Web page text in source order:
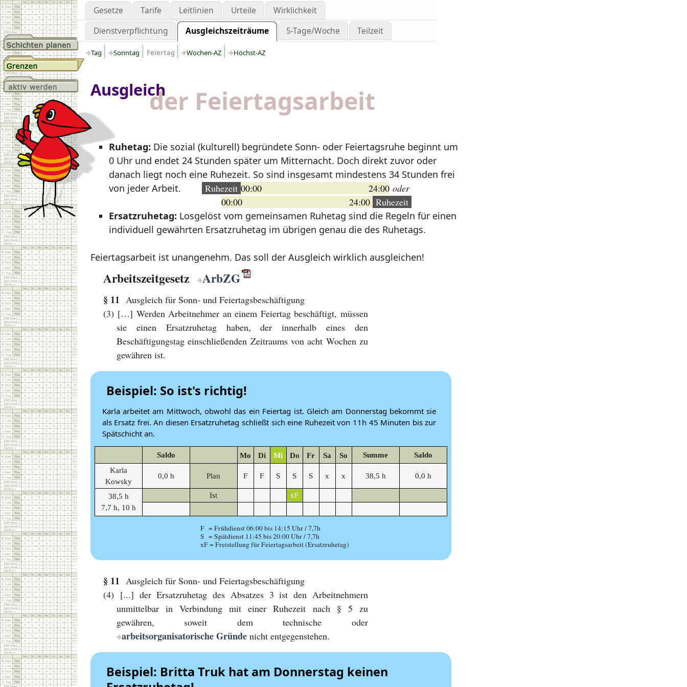
Gesetze Tarife Leitlinien Urteile
Wirklichkeit
Dienstverpflichtung
Ausgleichszeiträume 5-Tage/Woche Teilzeit
Tag Sonntag Feiertag Wochen-AZ Höchst-AZ
Ausgleichder Feiertagsarbeit
Ruhetag: Die sozial (kulturell) begründete Sonn- oder Feiertagsruhe beginnt um
0 Uhr und endet 24 Stunden später um Mitternacht. Doch direkt zuvor oder
danach liegt noch eine Ruhezeit. So sind insgesamt mindestens 34 Stunden frei
von jeder Arbeit.
Ruhezeit00:00 24:00 oder
00:00 24:00 Ruhezeit
Ersatzruhetag: Losgelöst vom gemeinsamen Ruhetag sind die Regeln für einen
individuell gewährten Ersatzruhetag im übrigen genau die des Ruhetags.
Feiertagsarbeit ist unangenehm. Das soll der Ausgleich wirklich ausgleichen!
Arbeitszeitgesetz ArbZG
§ 11 Ausgleich für Sonn- und Feiertagsbeschäftigung
(3) […] Werden Arbeitnehmer an einem Feiertag beschäftigt, müssen
sie einen Ersatzruhetag haben, der innerhalb eines den
Beschäftigungstag einschließenden Zeitraums von acht Wochen zu
gewähren ist.
Beispiel: So ist's richtig!
Karla arbeitet am Mittwoch, obwohl das ein Feiertag ist. Gleich am Donnerstag bekommt sie
als Ersatz frei. An diesen Ersatzruhetag schließt sich eine Ruhezeit von 11h 45 Minuten bis zur
Spätschicht an.
Saldo Mo Di Mi Do Fr Sa So Summe
Saldo
Karla
Kowsky
0,0 h Plan F F S S S x x 38,5 h 0,0 h
38,5 h
7,7 h, 10 h
Ist xF
F = Frühdienst 06:00 bis 14:15 Uhr / 7,7h
S = Spätdienst 11:45 bis 20:00 Uhr / 7,7h
xF = Freistellung für Feiertagsarbeit (Ersatzruhetag)
§ 11 Ausgleich für Sonn- und Feiertagsbeschäftigung
(4) [...] der Ersatzruhetag des Absatzes 3 ist den Arbeitnehmern
unmittelbar in Verbindung mit einer Ruhezeit nach § 5 zu
gewähren, soweit dem technische oder
arbeitsorganisatorische Gründe nicht entgegenstehen.
Beispiel: Britta Truk hat am Donnerstag keinen